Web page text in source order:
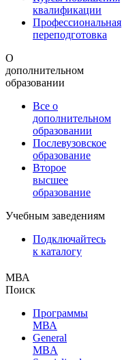
квалификации
Профессиональная
переподготовка
О
дополнительном
образовании
Все о
дополнительном
образовании
Послевузовское
образование
Второе
высшее
образование
Учебным заведениям
Подключайтесь
к каталогу
МВА
Поиск
Программы
МВА
General
MBA